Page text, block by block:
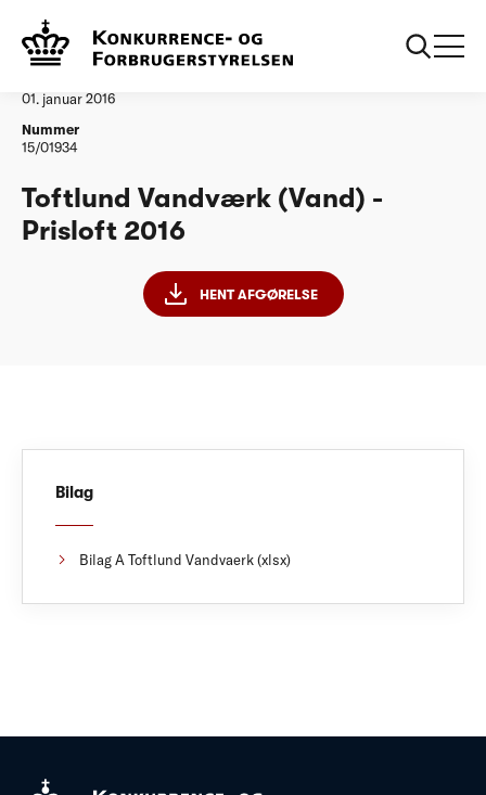
Vandtilsyn
01. januar 2016
Nummer
15/01934
Toftlund Vandværk (Vand) -
Prisloft 2016
HENT AFGØRELSE
Bilag
Bilag A Toftlund Vandvaerk (xlsx)